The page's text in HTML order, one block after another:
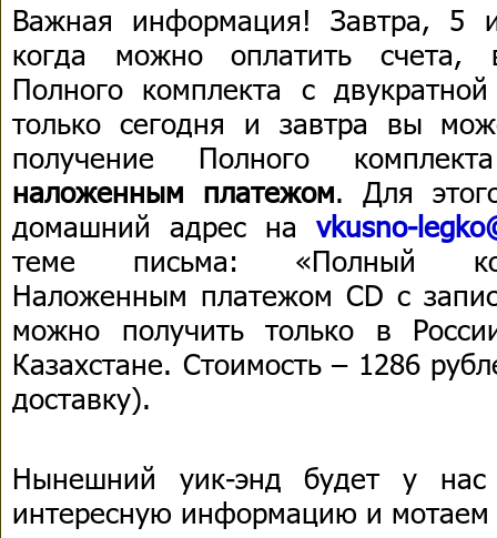
Важная информация! Завтра, 5
когда можно оплатить счета,
Полного комплекта с
только сегодня и завтра вы
получение Полного
наложенным платежом. Для
домашний адрес на vkusno-
теме письма: «Полный
Наложенным платежом CD с
можно получить только в
Казахстане. Стоимость – 1286
доставку).
Нынешний уик-энд будет у нас
интересную информацию и мотаем